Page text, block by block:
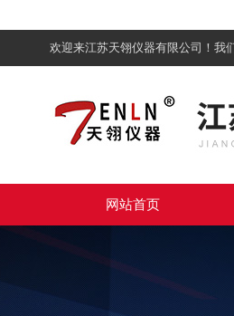
欢迎来江苏天翎仪器有限公司！我
网站首页